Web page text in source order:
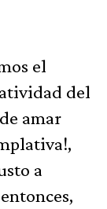
el
del
amar
a